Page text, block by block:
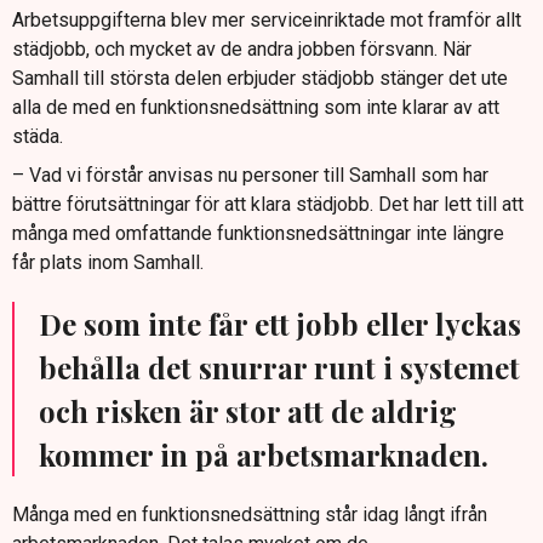
Arbetsuppgifterna blev mer serviceinriktade mot framför allt
städjobb, och mycket av de andra jobben försvann. När
Samhall till största delen erbjuder städjobb stänger det ute
alla de med en funktionsnedsättning som inte klarar av att
städa.
– Vad vi förstår anvisas nu personer till Samhall som har
bättre förutsättningar för att klara städjobb. Det har lett till att
många med omfattande funktionsnedsättningar inte längre
får plats inom Samhall.
De som inte får ett jobb eller lyckas
behålla det snurrar runt i systemet
och risken är stor att de aldrig
kommer in på arbetsmarknaden.
Många med en funktionsnedsättning står idag långt ifrån